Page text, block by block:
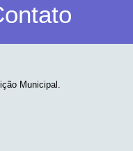
Municipal.